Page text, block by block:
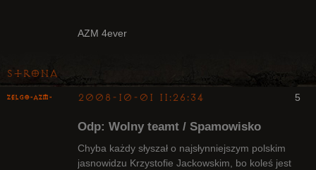
AZM 4ever
Strona
5
ZelgO-AZM- 2008-10-01 11:26:34
Odp: Wolny teamt / Spamowisko
Chyba każdy słyszał o najsłynniejszym polskim
jasnowidzu Krzystofie Jackowskim, bo koleś jest